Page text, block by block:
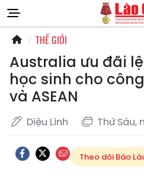
THẾ GIỚI
Australia ưu đãi
học sinh cho
và ASEAN
Diệu Linh Thứ Sáu,
Theo dõi Báo